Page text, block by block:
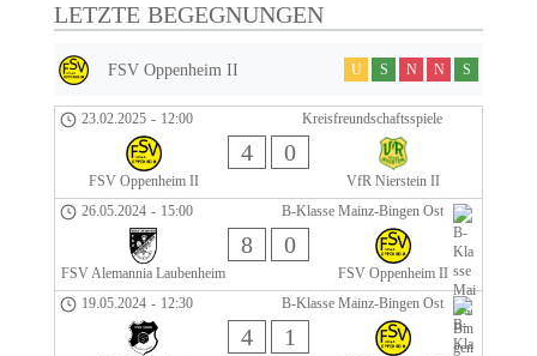
LETZTE BEGEGNUNGEN
FSV Oppenheim II U S N N S
Kreisfreundschaftsspiele
23.02.2025 - 12:00
FSV Oppenheim II
4 0
VfR Nierstein II
B-Klasse Mainz-Bingen Ost
26.05.2024 - 15:00
FSV Alemannia Laubenheim
8 0
FSV Oppenheim II
B-Klasse Mainz-Bingen Ost
19.05.2024 - 12:30
4 1